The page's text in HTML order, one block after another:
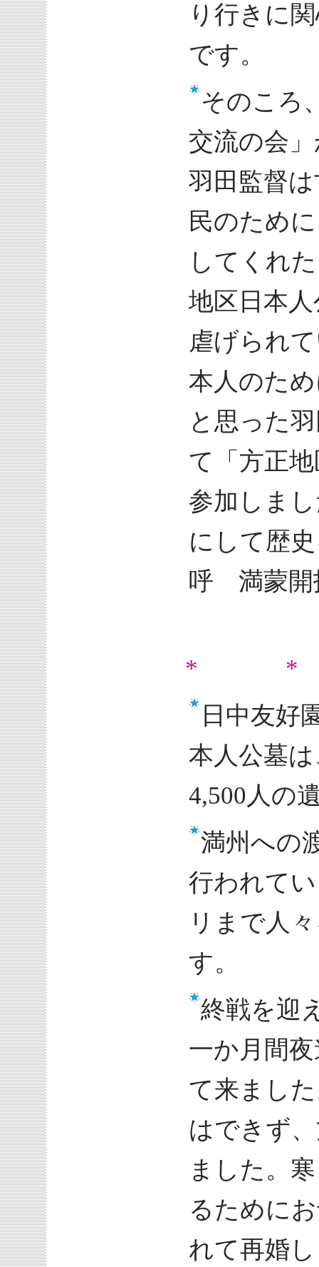
り行きに
です。
そのころ
交流の会
羽田監督
民のため
してくれ
地区日本
虐げられ
本人のた
と思った
て「方正
参加しま
にして歴
呼 満蒙開
*
日中友好
本人公墓
4,500人の
満州への
行われて
リまで人
す。
終戦を迎
一か月間
て来まし
はできず
ました。
るために
れて再婚